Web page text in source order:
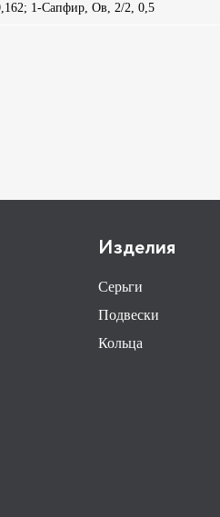
1-Сапфир, Ов, 2/2, 0,5
Изделия
Серьги
Подвески
Кольца